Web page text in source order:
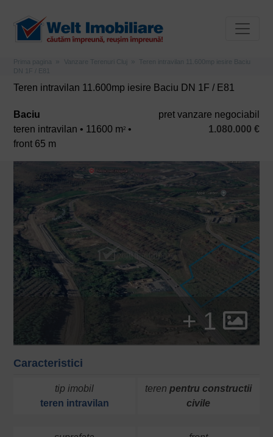
Prima pagina Vanzare Terenuri Cluj
Teren intravilan 11.600mp iesire Baciu
DN 1F / E81
Teren intravilan 11.600mp iesire Baciu DN 1F / E81
Baciu
teren intravilan • 11600 m2 •
front 65 m
pret vanzare negociabil
1.080.000 €
+ 1
Caracteristici
tip imobil
teren intravilan
terenpentru constructii
civile